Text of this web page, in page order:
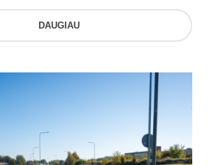
DAUGIAU